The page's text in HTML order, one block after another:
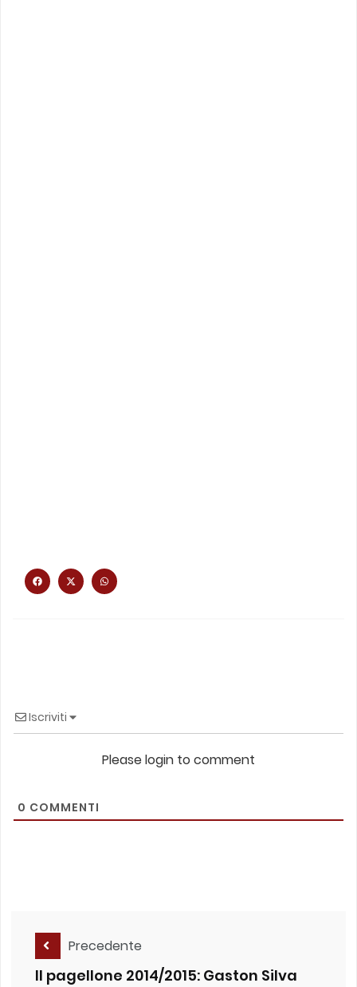
Iscriviti
Please login to comment
0 COMMENTI
Precedente
Il pagellone 2014/2015: Gaston Silva